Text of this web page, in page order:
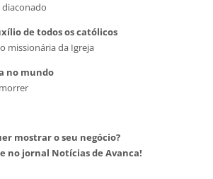
de todos os católicos
missionária da Igreja
no mundo
mostrar o seu negócio?
no jornal Notícias de Avanca!